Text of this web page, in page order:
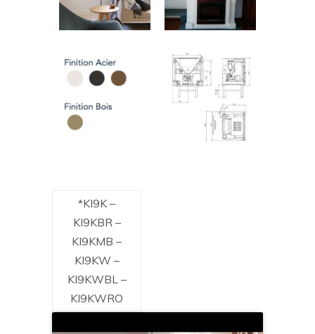
*KI9K –
KI9KBR –
KI9KMB –
KI9KW –
KI9KWBL –
KI9KWRO